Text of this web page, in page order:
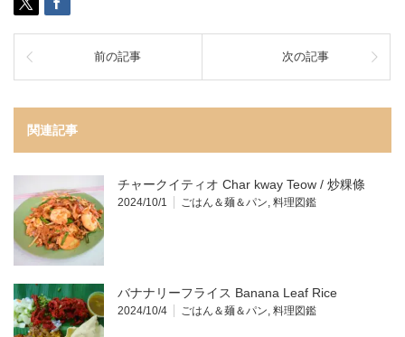
前の記事 次の記事
関連記事
チャークイティオ Char kway Teow / 炒粿條
2024/10/1 ごはん＆麺＆パン, 料理図鑑
バナナリーフライス Banana Leaf Rice
2024/10/4 ごはん＆麺＆パン, 料理図鑑